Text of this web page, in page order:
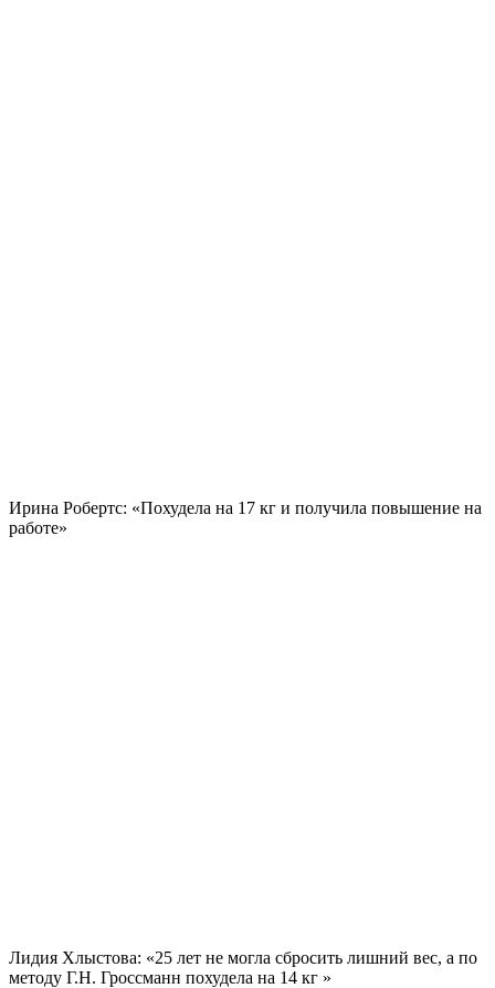
Ирина Робертс: «Похудела на 17 кг и получила повышение на
работе»
Лидия Хлыстова: «25 лет не могла сбросить лишний вес, а по
методу Г.Н. Гроссманн похудела на 14 кг »